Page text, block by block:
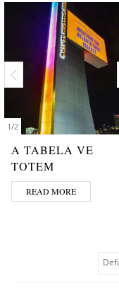
1/2
A TABELA VE
TOTEM
READ MORE